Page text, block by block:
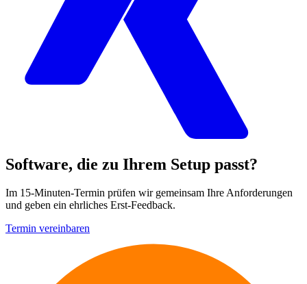
Software, die zu Ihrem Setup passt?
Im 15-Minuten-Termin prüfen wir gemeinsam Ihre Anforderungen
und geben ein ehrliches Erst-Feedback.
Termin vereinbaren